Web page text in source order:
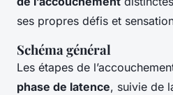
ses propres défis et
Schéma général
Les étapes de
phase de latence, suivie de